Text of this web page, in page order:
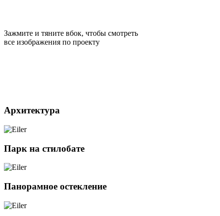
Зажмите и тяните вбок, чтобы смотреть
все изображения по проекту
Архитектура
Парк на стилобате
Панорамное остекление